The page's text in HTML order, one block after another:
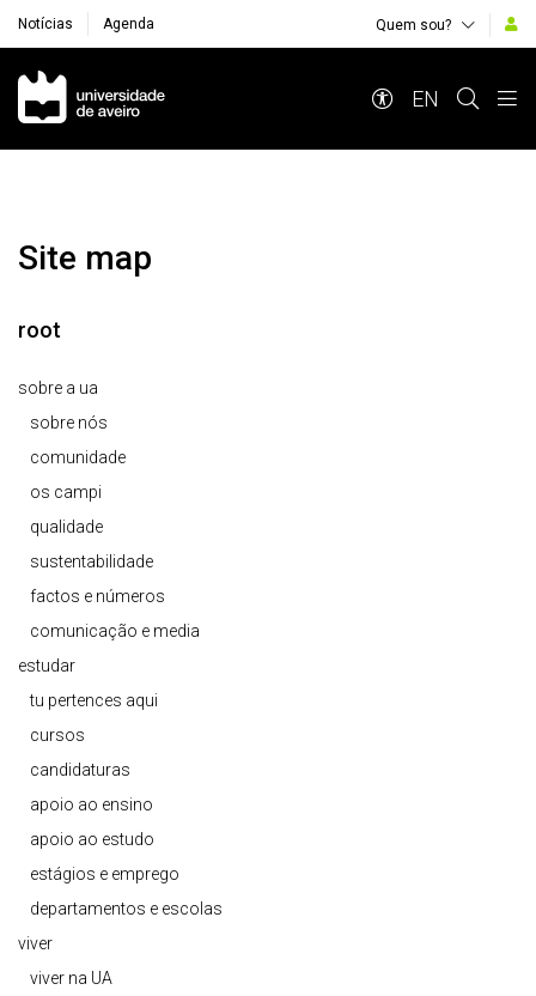
Notícias Agenda Quem sou?
Navegação Principal
EN
Site map
root
sobre a ua
sobre nós
comunidade
os campi
qualidade
sustentabilidade
factos e números
comunicação e media
estudar
tu pertences aqui
cursos
candidaturas
apoio ao ensino
apoio ao estudo
estágios e emprego
departamentos e escolas
viver
viver na UA